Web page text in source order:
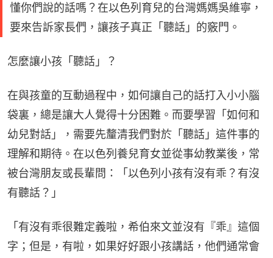
懂你們說的話嗎？在以色列育兒的台灣媽媽吳維寧，
要來告訴家長們，讓孩子真正「聽話」的竅門。
怎麼讓小孩「聽話」？
在與孩童的互動過程中，如何讓自己的話打入小小腦
袋裏，總是讓大人覺得十分困難。而要學習「如何和
幼兒對話」，需要先釐清我們對於「聽話」這件事的
理解和期待。在以色列養兒育女並從事幼教業後，常
被台灣朋友或長輩問：「以色列小孩有沒有乖？有沒
有聽話？」
「有沒有乖很難定義啦，希伯來文並沒有『乖』這個
字；但是，有啦，如果好好跟小孩講話，他們通常會